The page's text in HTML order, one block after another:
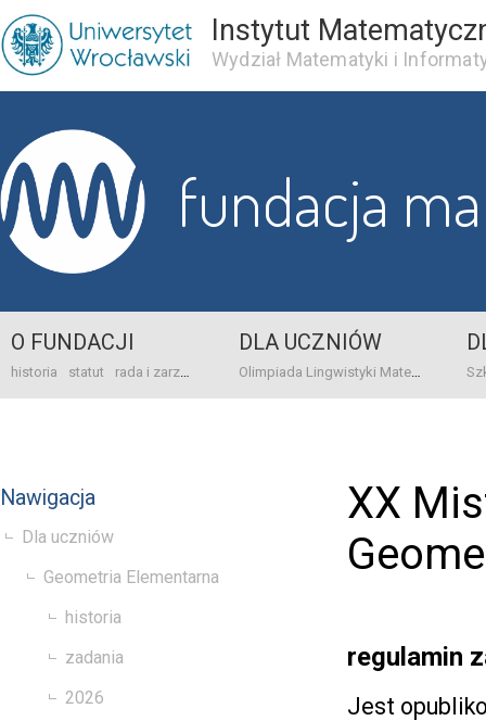
Instytut
Wydział Matematyki i
fundacja
O FUNDACJI
historia statut rada i zarząd dane bankowo-adresowe kontakt
DLA UCZNIÓW
Olimpiada Lingwistyki Matematycznej
Nawigacja
Dla uczniów
Geometria Elementarna
historia
zadania
2026
XX
regulamin
Jest